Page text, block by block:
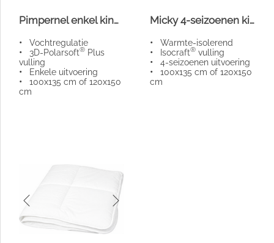
Pimpernel enkel kinderdekbed
• Vochtregulatie
• 3D-Polarsoft® Plus
vulling
• Enkele uitvoering
• 100x135 cm of 120x150
cm
Micky 4-seizoenen kinderdekbed
• Warmte-isolerend
• Isocraft® vulling
• 4-seizoenen uitvoering
• 100x135 cm of 120x150
cm